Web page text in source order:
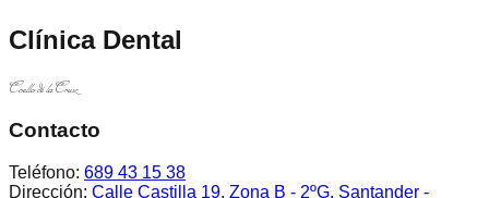
Clínica Dental
Coello de la Cruz
Contacto
Teléfono: 689 43 15 38
Dirección: Calle Castilla 19, Zona B - 2ºG, Santander -